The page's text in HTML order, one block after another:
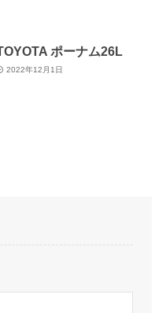
ポーナム26L
2022年12月1日